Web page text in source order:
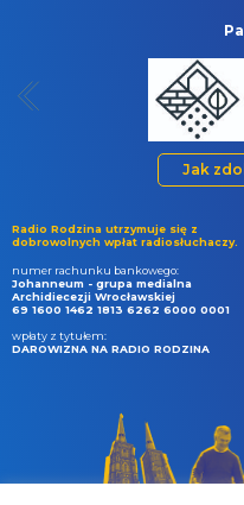
Jak
Radio Rodzina utrzymuje się z
dobrowolnych wpłat radiosłuchaczy.
numer rachunku bankowego:
Johanneum - grupa medialna
Archidiecezji Wrocławskiej
69 1600 1462 1813 6262 6000 0001
wpłaty z tytułem:
DAROWIZNA NA RADIO RODZINA